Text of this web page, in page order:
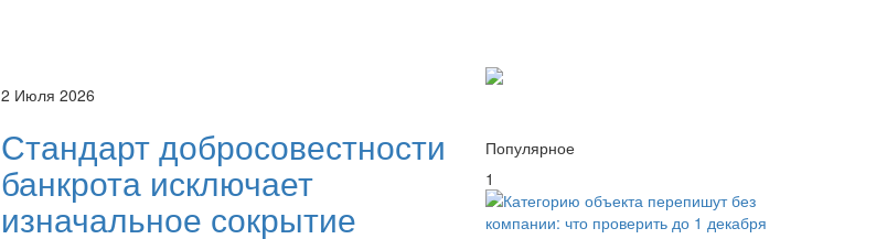
2 Июля 2026
Стандарт добросовестности
банкрота исключает
изначальное сокрытие
Популярное
1